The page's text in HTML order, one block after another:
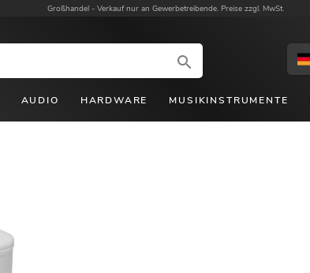
Großhandel - Verkauf nur an Gewerbetreibende. Preise zzgl. MwSt.
AUDIO HARDWARE MUSIKINSTRUMENTE